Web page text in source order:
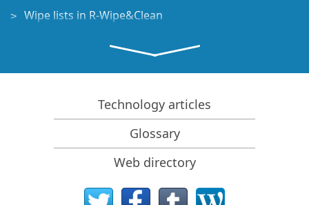
Wipe lists in R-Wipe&Clean
Oprogramowanie do odzyskiwania plików. Dlaczego
R-Studio dla Technik Śledczych i Firm Zajmujących się
Odzyskiwaniem Danych
R-STUDIO Review on TopTenReviews
Technology articles
Glossary
Web directory